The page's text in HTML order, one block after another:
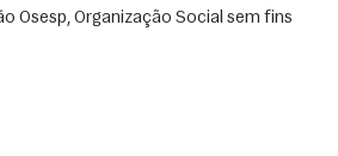
Osesp, Organização Social sem fins